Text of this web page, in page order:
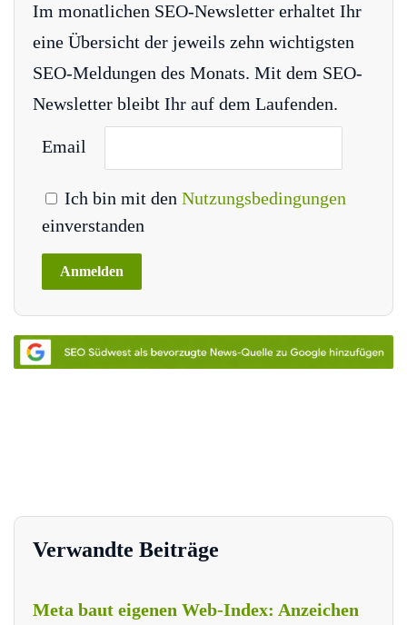
Im monatlichen SEO-Newsletter erhaltet Ihr
eine Übersicht der jeweils zehn wichtigsten
SEO-Meldungen des Monats. Mit dem SEO-
Newsletter bleibt Ihr auf dem Laufenden.
Email
Ich bin mit den Nutzungsbedingungen
einverstanden
Verwandte Beiträge
Meta baut eigenen Web-Index: Anzeichen